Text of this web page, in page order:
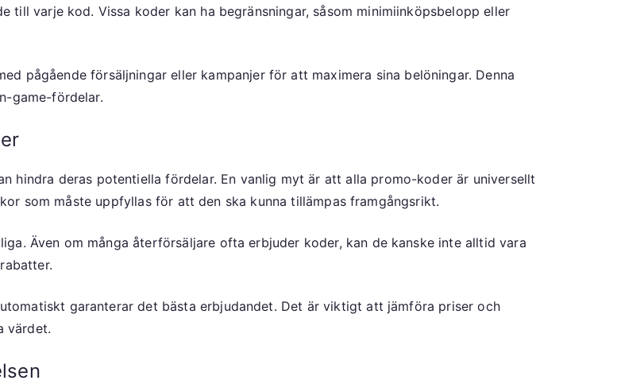
till varje kod. Vissa koder kan ha begränsningar, såsom minimiinköpsbelopp eller
pågående försäljningar eller kampanjer för att maximera sina belöningar. Denna
game-fördelar.
hindra deras potentiella fördelar. En vanlig myt är att alla promo-koder är universellt
som måste uppfyllas för att den ska kunna tillämpas framgångsrikt.
Även om många återförsäljare ofta erbjuder koder, kan de kanske inte alltid vara
garanterar det bästa erbjudandet. Det är viktigt att jämföra priser och
värdet.